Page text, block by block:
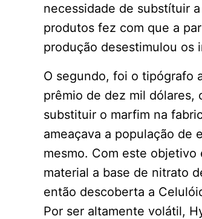
necessidade de substítuir
produtos fez com que a
produção desestimulou os
O segundo, foi o tipógrafo
prêmio de dez mil dólares,
substituir o marfim na
ameaçava a população de
mesmo. Com este
material a base de nitrato
então descoberta a
Por ser altamente volátil,